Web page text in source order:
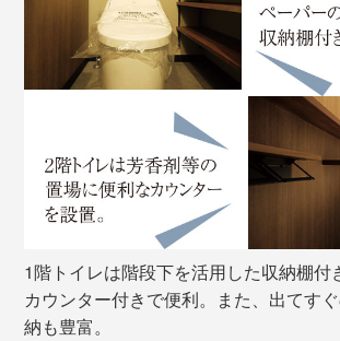
1階トイレは階段下を活用した収納棚付
カウンター付きで便利。また、出てす
納も豊富。